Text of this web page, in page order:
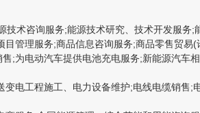
咨询服务;能源技术研究、技术开发服务;
管理服务;商品信息咨询服务;商品零售贸
;为电动汽车提供电池充电服务;新能源汽车
工程施工、电力设备维护;电线电缆销售;